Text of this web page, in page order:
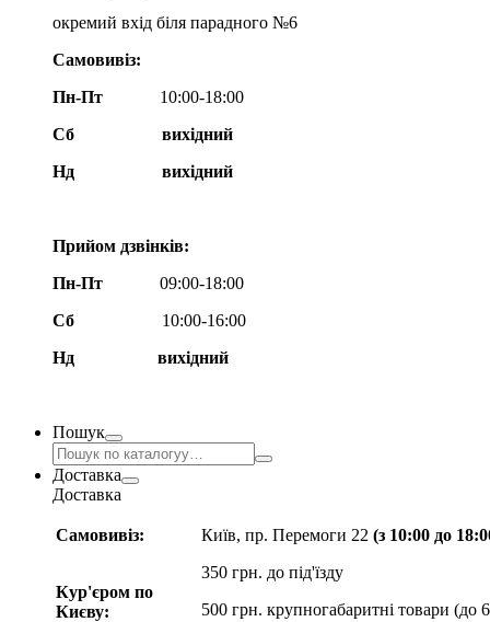
окремий вхід біля парадного №6
Самовивіз:
Пн-Пт
10:00-18:00
Сб
вихідний
Нд
вихідний
Прийом дзвінків:
Пн-Пт
09:00-18:00
Сб
10:00-16:00
Нд вихідний
Пошук
Доставка
Доставка
Самовивіз:
Кур'єром по
Києву:
Київ, пр. Перемоги 22 (з 10:00 до
350 грн. до під'їзду
500 грн. крупногабаритні товари (до